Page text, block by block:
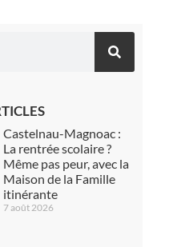
Castelnau-Magnoac :
La rentrée scolaire ?
Même pas peur, avec la
Maison de la Famille
itinérante
7 août 2026